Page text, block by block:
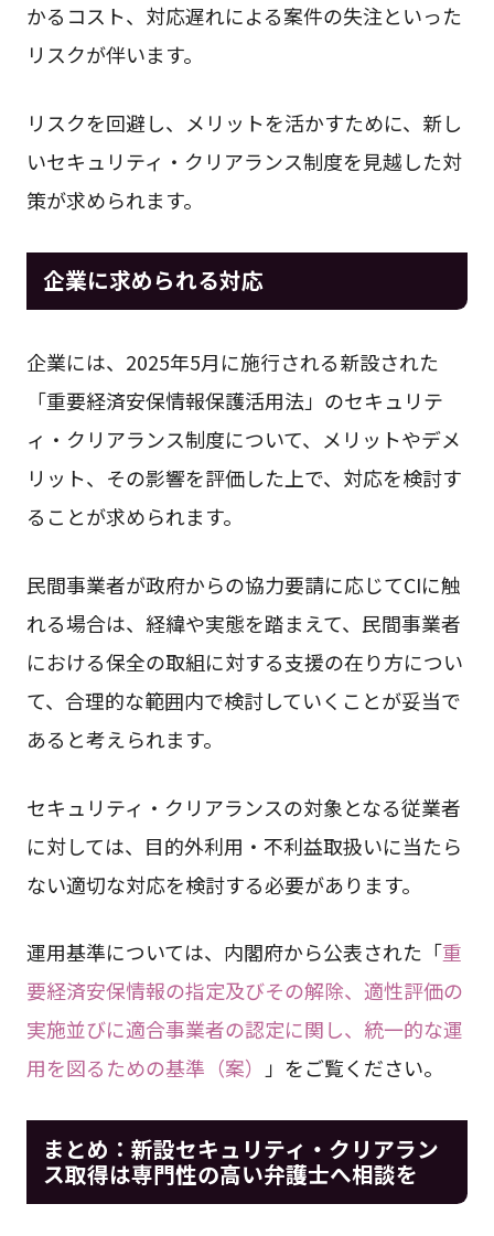
かるコスト、対応遅れによる案件の失注といった
リスクが伴います。
リスクを回避し、メリットを活かすために、新し
いセキュリティ・クリアランス制度を見越した対
策が求められます。
企業に求められる対応
企業には、2025年5月に施行される新設された
「重要経済安保情報保護活用法」のセキュリテ
ィ・クリアランス制度について、メリットやデメ
リット、その影響を評価した上で、対応を検討す
ることが求められます。
民間事業者が政府からの協力要請に応じてCIに触
れる場合は、経緯や実態を踏まえて、民間事業者
における保全の取組に対する支援の在り方につい
て、合理的な範囲内で検討していくことが妥当で
あると考えられます。
セキュリティ・クリアランスの対象となる従業者
に対しては、目的外利用・不利益取扱いに当たら
ない適切な対応を検討する必要があります。
運用基準については、内閣府から公表された「重
要経済安保情報の指定及びその解除、適性評価の
実施並びに適合事業者の認定に関し、統一的な運
用を図るための基準（案） 」をご覧ください。
まとめ：新設セキュリティ・クリアラン
ス取得は専門性の高い弁護士へ相談を